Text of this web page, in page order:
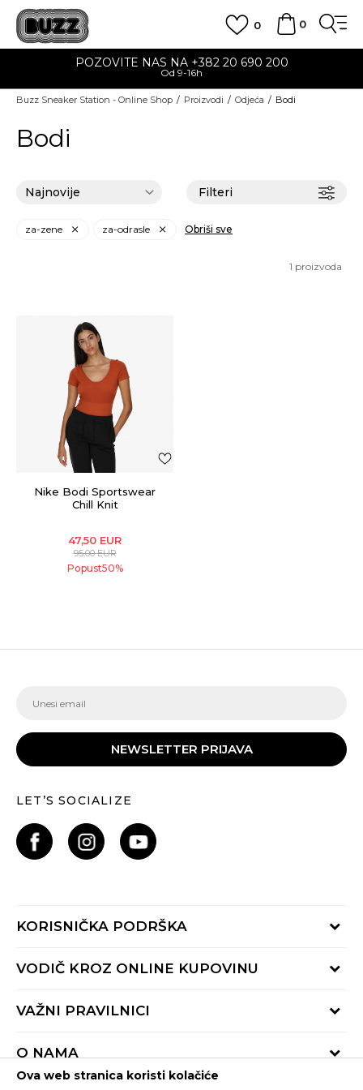
0
0
POZOVITE NAS NA +382 20 690 200
Od 9-16h
Buzz Sneaker Station - Online Shop Proizvodi Odjeća Bodi
Bodi
Filteri
za-zene za-odrasle Obriši sve
1 proizvoda
Nike Bodi Sportswear
Chill Knit
47,50 EUR
95,00EUR
Popust50%
NEWSLETTER PRIJAVA
LET’S SOCIALIZE
KORISNIČKA PODRŠKA
Provjeri status porudžbine
Radno vrijeme 9-16h
VODIČ KROZ ONLINE KUPOVINU
Načini isporuke
Reklamacije
Zamjena artikla
VAŽNI PRAVILNICI
O NAMA
BUZZ Koncept
Ova web stranica koristi kolačiće